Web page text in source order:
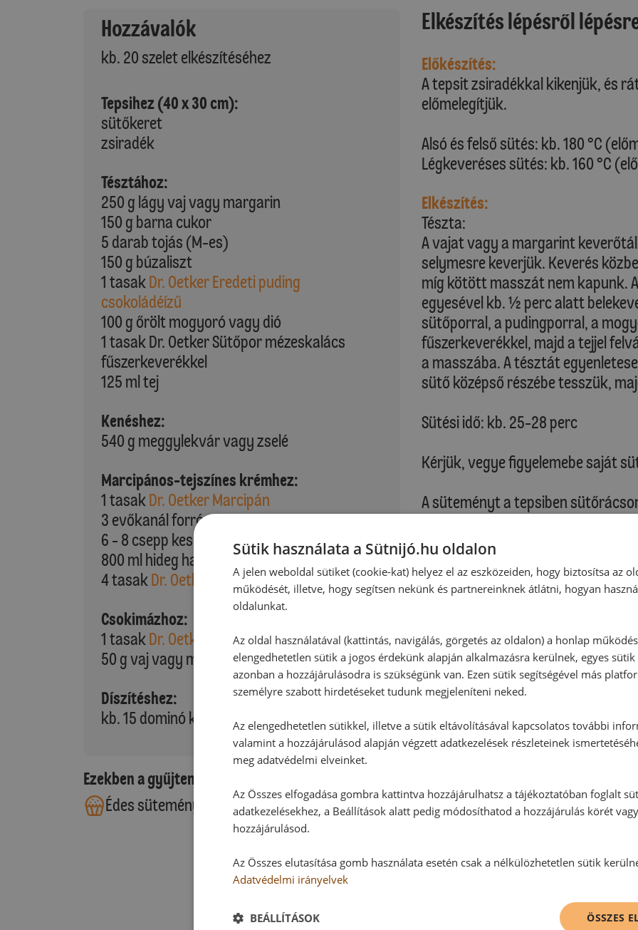
Hozzávalók
kb. 20 szelet elkészítéséhez
Tepsihez (40 x 30 cm):
sütőkeret
zsiradék
Tésztához:
250 g lágy vaj vagy margarin
150 g barna cukor
5 darab tojás (M-es)
150 g búzaliszt
1 tasakDr. Oetker Eredeti puding
csokoládéízű
100 g őrölt mogyoró vagy dió
1 tasak Dr. Oetker Sütőpor mézeskalács
fűszerkeverékkel
125 ml tej
Kenéshez:
540 g meggylekvár vagy zselé
Marcipános-tejszínes krémhez:
1 tasakDr. Oetker Marcipán
3 evőkanál forró víz
6 - 8 csepp keserűmandula aroma
800 ml hideg habtejszín
4 tasakDr. Oetker Habfixáló
Csokimázhoz:
1 tasakDr. Oetker Tortabevonó ét
50 g vaj vagy margarin
Díszítéshez:
kb. 15 dominó kocka desszert
Ezekben a gyűjteményekben található:
Édes sütemények
Elkészítés lépésről
Előkészítés:
A tepsit zsiradékkal kikenjük, és
előmelegítjük.
Alsó és felső sütés: kb. 180 °C
Légkeveréses sütés: kb. 160 °C
Elkészítés:
Tészta:
A vajat vagy a margarint
selymesre keverjük. Keverés
míg kötött masszát nem kapunk.
egyesével kb. ½ perc alatt
sütőporral, a pudingporral, a
fűszerkeverékkel, majd a tejjel
a masszába. A tésztát
sütő középső részébe tesszük,
Sütési idő: kb. 25-28 perc
Kérjük, vegye figyelemebe saját
A süteményt a tepsiben
A meggylekvárt közepes méretű
főzzük. Az edény ne legyen túl
erősen habzik. A krémet kicsit
a süteményen, és
A marcipánmasszát durvára
vízzel és a keserűmandula
(habverő) selymesre keverjük.
habfixálót, majd kb. 1 perc alatt
tasak habfixálóval keményre
beleforgatjuk a tejszínbe. A
Csokimáz:
A tortabevonót a vajjal vagy
megolvasztjuk, és jól
hagyhatjuk hűlni. A mázat
Sütik használata a Sütnijó.hu oldalon
A jelen weboldal sütiket (cookie-kat) helyez el az eszközeiden, hogy biztosítsa az
működését, illetve, hogy segítsen nekünk és partnereinknek átlátni, hogyan
oldalunkat.
Az oldal használatával (kattintás, navigálás, görgetés az oldalon) a honlap
elengedhetetlen sütik a jogos érdekünk alapján alkalmazásra kerülnek, egyes
azonban a hozzájárulásodra is szükségünk van. Ezen sütik segítségével más
személyre szabott hirdetéseket tudunk megjeleníteni neked.
Az elengedhetetlen sütikkel, illetve a sütik eltávolításával kapcsolatos további
valamint a hozzájárulásod alapján végzett adatkezelések részleteinek
meg adatvédelmi elveinket.
Az Összes elfogadása gombra kattintva hozzájárulhatsz a tájékoztatóban foglalt
adatkezelésekhez, a Beállítások alatt pedig módosíthatod a hozzájárulás körét
hozzájárulásod.
Az Összes elutasítása gomb használata esetén csak a nélkülözhetetlen sütik
Adatvédelmi irányelvek
ÖSSZES
BEÁLLÍTÁSOK